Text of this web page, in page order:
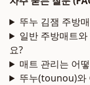
뚜누 김잼 주방
일반 주방매트
요?
매트 관리는 어
뚜누(tounou)와